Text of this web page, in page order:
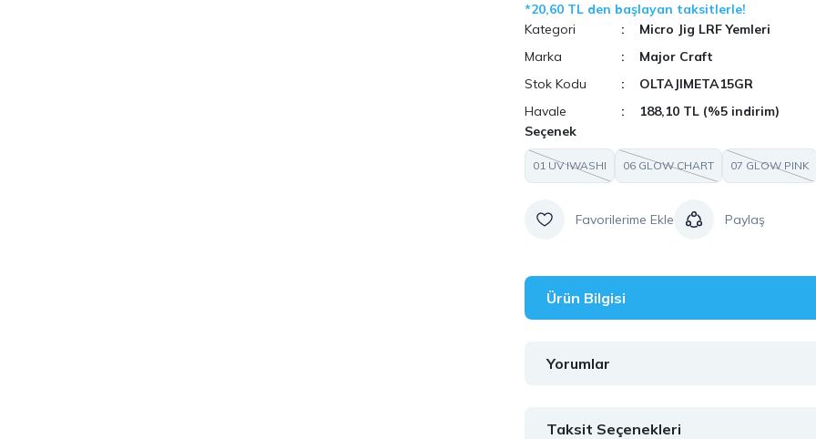
*20,60 TL den başlayan taksitlerle!
Kategori
Micro Jig LRF Yemleri
Marka
Major Craft
Stok Kodu
OLTAJIMETA15GR
Havale
188,10 TL (%5 indirim)
Seçenek
01 UV IWASHI 06 GLOW CHART 07 GLOW PINK
Paylaş
Ürün Bilgisi
Yorumlar
Taksit Seçenekleri